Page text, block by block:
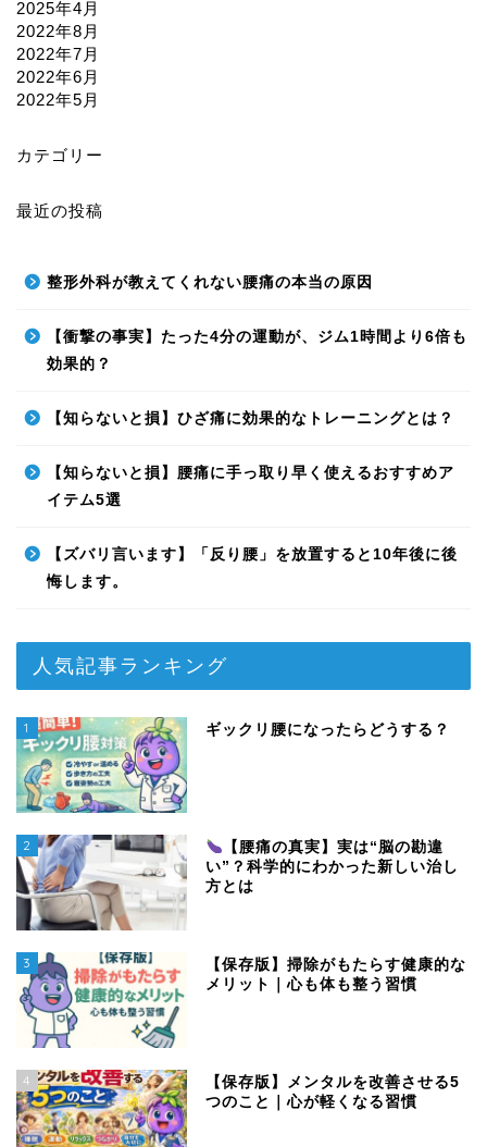
2025年4月
2022年8月
2022年7月
2022年6月
2022年5月
カテゴリー
最近の投稿
整形外科が教えてくれない腰痛の本当の原因
【衝撃の事実】たった4分の運動が、ジム1時間より6倍も
効果的？
【知らないと損】ひざ痛に効果的なトレーニングとは？
【知らないと損】腰痛に手っ取り早く使えるおすすめア
イテム5選
【ズバリ言います】「反り腰」を放置すると10年後に後
悔します。
人気記事ランキング
1 ギックリ腰になったらどうする？
2
【腰痛の真実】実は“脳の勘違
い”？科学的にわかった新しい治し
方とは
3
【保存版】掃除がもたらす健康的な
メリット｜心も体も整う習慣
4
【保存版】メンタルを改善させる5
つのこと｜心が軽くなる習慣